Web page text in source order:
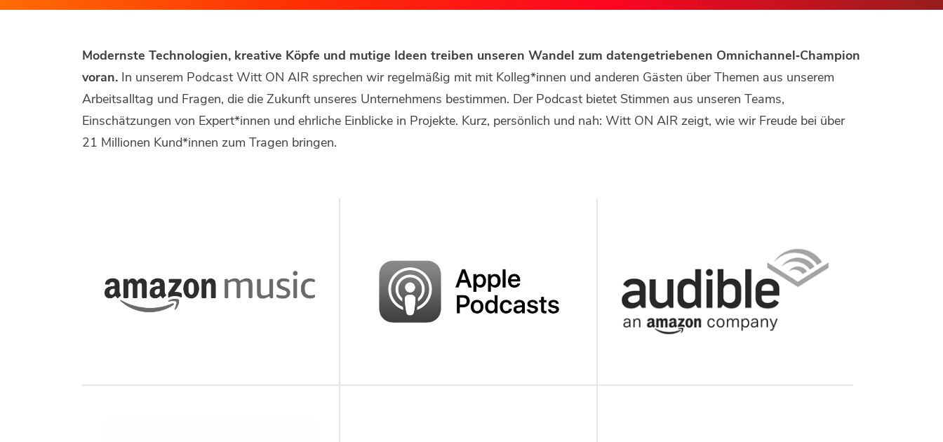
Modernste Technologien, kreative Köpfe und mutige Ideen treiben unseren Wandel zum datengetriebenen Omnichannel‑Champion
voran. In unserem Podcast Witt ON AIR sprechen wir regelmäßig mit mit Kolleg*innen und anderen Gästen über Themen aus unserem
Arbeitsalltag und Fragen, die die Zukunft unseres Unternehmens bestimmen. Der Podcast bietet Stimmen aus unseren Teams,
Einschätzungen von Expert*innen und ehrliche Einblicke in Projekte. Kurz, persönlich und nah: Witt ON AIR zeigt, wie wir Freude bei über
21 Millionen Kund*innen zum Tragen bringen.